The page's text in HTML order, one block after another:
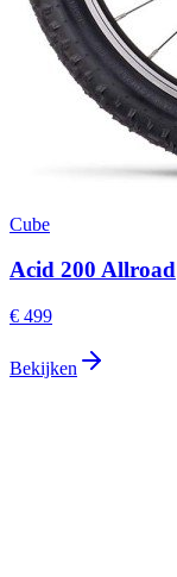
Cube
Acid 200 Allroad
€ 499
Bekijken